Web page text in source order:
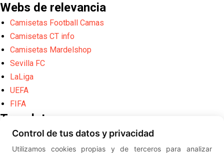
Webs de relevancia
Camisetas Football Camas
Camisetas CT info
Camisetas Mardelshop
Sevilla FC
LaLiga
UEFA
FIFA
Translate
Powered by Translate
Control de tus datos y privacidad
Utilizamos cookies propias y de terceros para analizar